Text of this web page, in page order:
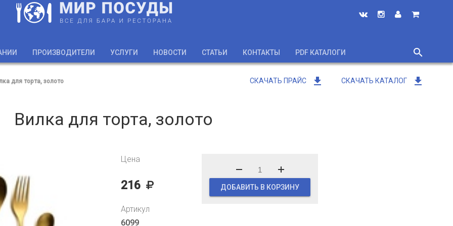
ПРОИЗВОДИТЕЛИ УСЛУГИ НОВОСТИ СТАТЬИ КОНТАКТЫ PDF КАТАЛОГИ
search
close
СКАЧАТЬ ПРАЙС get_app СКАЧАТЬ КАТАЛОГ get_app
для торта, золото
Вилка для торта, золото
Цена
216 ДОБАВИТЬ В КОРЗИНУ
Артикул
6099